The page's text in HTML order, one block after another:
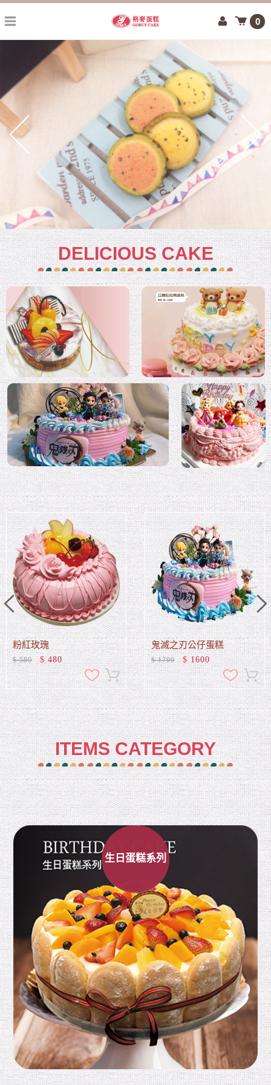
0
DELICIOUS CAKE
藝術蛋糕 拉拉熊翻糖蛋糕
鬼滅之刃公仔蛋糕 迪士尼公主蛋
粉紅玫瑰
$580 $480
鬼滅之刃公仔蛋糕
$1700 $1600
加入購物車
追蹤清單 加入購物車
加入追蹤清單
ITEMS CATEGORY
生日蛋糕系列